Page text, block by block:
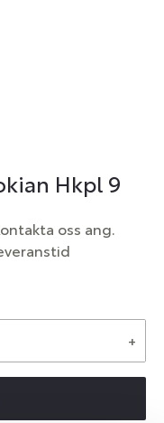
Hkpl 9
oss ang.
+